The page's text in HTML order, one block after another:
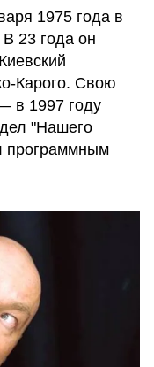
1975 года в
23 года он
Карого. Свою
в 1997 году
"Нашего
программным